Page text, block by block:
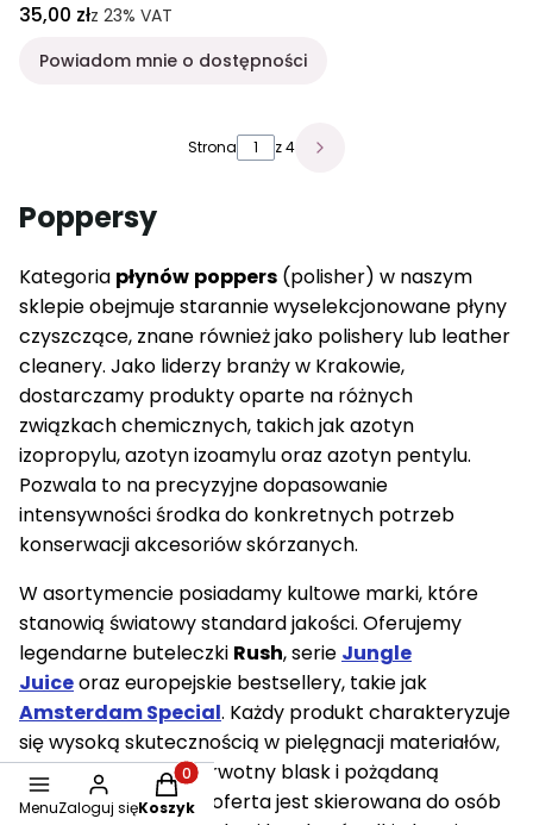
35,00 złz 23% VAT
Powiadom mnie o dostępności
Strona z 4
Poppersy
Kategoria płynów poppers (polisher) w naszym
sklepie obejmuje starannie wyselekcjonowane płyny
czyszczące, znane również jako polishery lub leather
cleanery. Jako liderzy branży w Krakowie,
dostarczamy produkty oparte na różnych
związkach chemicznych, takich jak azotyn
izopropylu, azotyn izoamylu oraz azotyn pentylu.
Pozwala to na precyzyjne dopasowanie
intensywności środka do konkretnych potrzeb
konserwacji akcesoriów skórzanych.
W asortymencie posiadamy kultowe marki, które
stanowią światowy standard jakości. Oferujemy
legendarne buteleczki Rush, serie Jungle
Juiceoraz europejskie bestsellery, takie jak
Amsterdam Special. Każdy produkt charakteryzuje
się wysoką skutecznością w pielęgnacji materiałów,
przywracając im pierwotny blask i pożądaną
elastyczność. Nasza oferta jest skierowana do osób
MenuZaloguj się
Produkty w koszyku: 0. Zobacz szczegóły
Koszyk